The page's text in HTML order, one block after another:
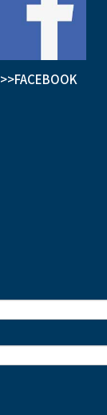
>>FACEBOOK